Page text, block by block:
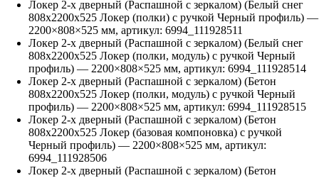
Локер 2-х дверный (Распашной с зеркалом) (Белый снег
808х2200х525 Локер (полки) с ручкой Черный профиль) —
2200×808×525 мм, артикул: 6994_111928511
Локер 2-х дверный (Распашной с зеркалом) (Белый снег
808х2200х525 Локер (полки, модуль) с ручкой Черный
профиль) — 2200×808×525 мм, артикул: 6994_111928514
Локер 2-х дверный (Распашной с зеркалом) (Бетон
808х2200х525 Локер (полки, модуль) с ручкой Черный
профиль) — 2200×808×525 мм, артикул: 6994_111928515
Локер 2-х дверный (Распашной с зеркалом) (Бетон
808х2200х525 Локер (базовая компоновка) с ручкой
Черный профиль) — 2200×808×525 мм, артикул:
6994_111928506
Локер 2-х дверный (Распашной с зеркалом) (Бетон